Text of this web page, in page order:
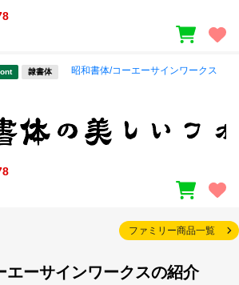
隷書体 昭和書体/コーエーサインワークス
ファミリー商品一覧
エーサインワークスの紹介